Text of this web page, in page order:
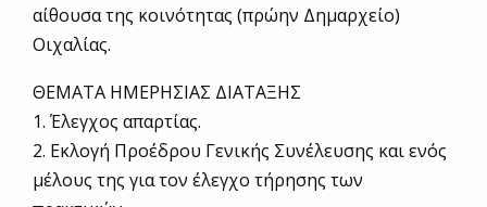
αίθουσα της κοινότητας (πρώην Δημαρχείο)
Οιχαλίας.
ΘΕΜΑΤΑ ΗΜΕΡΗΣΙΑΣ ΔΙΑΤΑΞΗΣ
1. Έλεγχος απαρτίας.
2. Εκλογή Προέδρου Γενικής Συνέλευσης και ενός
μέλους της για τον έλεγχο τήρησης των